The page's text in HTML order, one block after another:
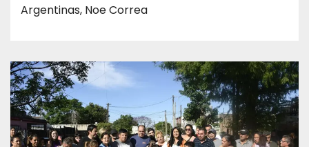
Argentinas, Noe Correa